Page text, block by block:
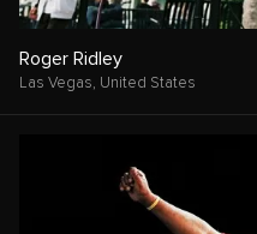
Roger Ridley
Las Vegas, United States